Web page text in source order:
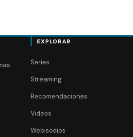
EXPLORAR
Series
Streaming
Recomendaciones
Videos
Webisodios